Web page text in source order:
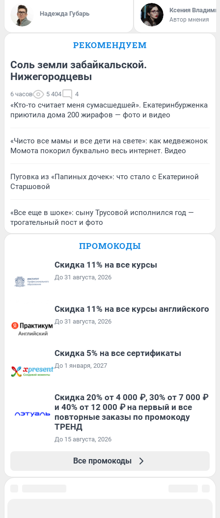
Надежда Губарь Ксения
Автор мнения
РЕКОМЕНДУЕМ
Соль земли забайкальской.
Нижегородцевы
6 часов 5 404 4
«Кто-то считает меня сумасшедшей». Екатеринбурженка
приютила дома 200 жирафов — фото и видео
«Чисто все мамы и все дети на свете»: как медвежонок
Момота покорил буквально весь интернет. Видео
Пуговка из «Папиных дочек»: что стало с Екатериной
Старшовой
«Все еще в шоке»: сыну Трусовой исполнился год —
трогательный пост и фото
ПРОМОКОДЫ
Скидка 11% на все курсы
До 31 августа, 2026
Скидка 11% на все курсы английского
До 31 августа, 2026
Скидка 5% на все сертификаты
До 1 января, 2027
Скидка 20% от 4 000 ₽, 30% от 7 000 ₽
и 40% от 12 000 ₽ на первый и все
повторные заказы по промокоду
ТРЕНД
До 15 августа, 2026
Все промокоды